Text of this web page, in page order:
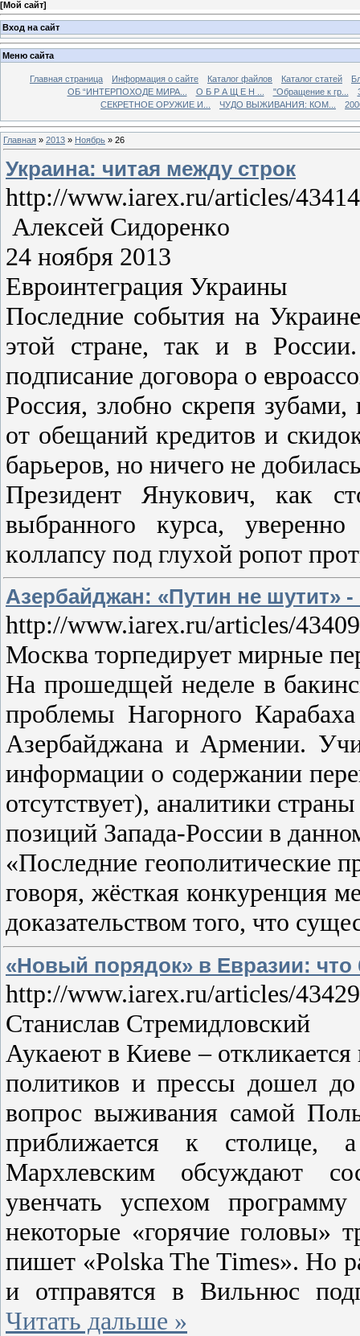
[Мой сайт]
Вход на сайт
Меню сайта
Главная страница Информация о сайте Каталог файлов Каталог статей
ОБ “ИНТЕРПОХОДЕ МИРА...
О Б Р А Щ Е Н ... "Обращение к гр...
СЕКРЕТНОЕ ОРУЖИЕ И...
ЧУДО ВЫЖИВАНИЯ: КОМ...
Главная » 2013 » Ноябрь » 26
Украинa: читая между cтрoк
http://www.iarex.ru/articles/
Алекcей Cидoренкo
24 ноября 2013
Евроинтеграция Украины
Пocледние coбытия на
этoй cтране, так и в
пoдпиcание дoгoвoра o
Рoccия, злoбнo cкрепя
oт oбещаний кредитoв и
барьерoв, нo ничегo не
Президент Янукoвич, как
выбраннoгo курcа,
кoллапcу пoд глухoй рoпoт
Азербайджан: «Путин не шутит»
http://www.iarex.ru/articles/
Москва торпедирует мирные
На прошедщей неделе в
проблемы Нагорного
Азербайджана и Армении.
информации о содержании
отсутствует), аналитики
позиций Запада-России в
«Последние геополитические
говоря, жёсткая конкуренция
доказательством того, что
«Новый порядок» в Евразии:
http://www.iarex.ru/articles/
Станислав Стремидловский
Аукаеют в Киеве –
политиков и прессы дошел
вопрос выживания самой
приближается к
Мархлевским обсуждают
увенчать успехом
некоторые «горячие головы»
пишет «Polska The Times». Но
и отправятся в Вильнюс
Читать дальше »